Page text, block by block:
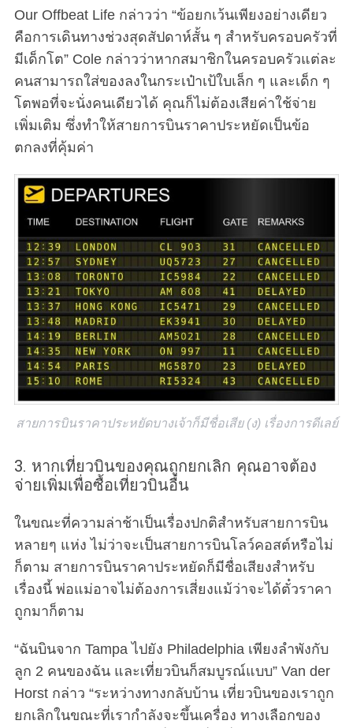
Our Offbeat Life กล่าวว่า “ข้อยกเว้นเพียงอย่างเดียว
คือการเดินทางช่วงสุดสัปดาห์สั้น ๆ สำหรับครอบครัวที่
มีเด็กโต” Cole กล่าวว่าหากสมาชิกในครอบครัวแต่ละ
คนสามารถใส่ของลงในกระเป๋าเป้ใบเล็ก ๆ และเด็ก ๆ
โตพอที่จะนั่งคนเดียวได้ คุณก็ไม่ต้องเสียค่าใช้จ่าย
เพิ่มเติม ซึ่งทำให้สายการบินราคาประหยัดเป็นข้อ
ตกลงที่คุ้มค่า
สายการบินราคาประหยัดบางเจ้าก็มีชื่อเสีย (ง) เรื่องการดีเลย์
3. หากเที่ยวบินของคุณถูกยกเลิก คุณอาจต้อง
จ่ายเพิ่มเพื่อซื้อเที่ยวบินอื่น
ในขณะที่ความล่าช้าเป็นเรื่องปกติสำหรับสายการบิน
หลายๆ แห่ง ไม่ว่าจะเป็นสายการบินโลว์คอสต์หรือไม่
ก็ตาม สายการบินราคาประหยัดก็มีชื่อเสียงสำหรับ
เรื่องนี้ พ่อแม่อาจไม่ต้องการเสี่ยงแม้ว่าจะได้ตั๋วราคา
ถูกมาก็ตาม
“ฉันบินจาก Tampa ไปยัง Philadelphia เพียงลำพังกับ
ลูก 2 คนของฉัน และเที่ยวบินก็สมบูรณ์แบบ” Van der
Horst กล่าว “ระหว่างทางกลับบ้าน เที่ยวบินของเราถูก
ยกเลิกในขณะที่เรากำลังจะขึ้นเครื่อง ทางเลือกของ